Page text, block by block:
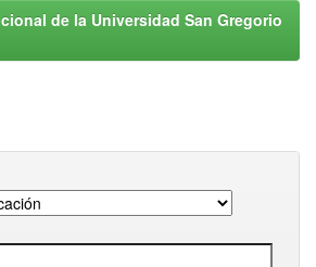
de la Universidad San Gregorio